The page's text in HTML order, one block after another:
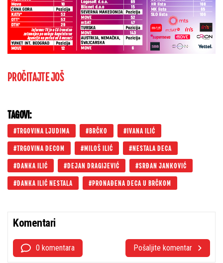
PROČITAJTE JOŠ
TAGOVI:
TRGOVINA LJUDIMA BRČKO IVANA ILIĆ
TRGOVINA DECOM MILOŠ ILIĆ NESTALA DECA
DANKA ILIĆ DEJAN DRAGIJEVIĆ SRĐAN JANKOVIĆ
DANKA ILIĆ NESTALA PRONAĐENA DECA U BRČKOM
Komentari
0 komentara Pošaljite komentar